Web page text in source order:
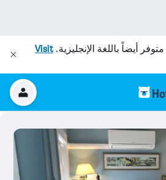
متوفر أيضاً باللغة الإنجليزية.Visit